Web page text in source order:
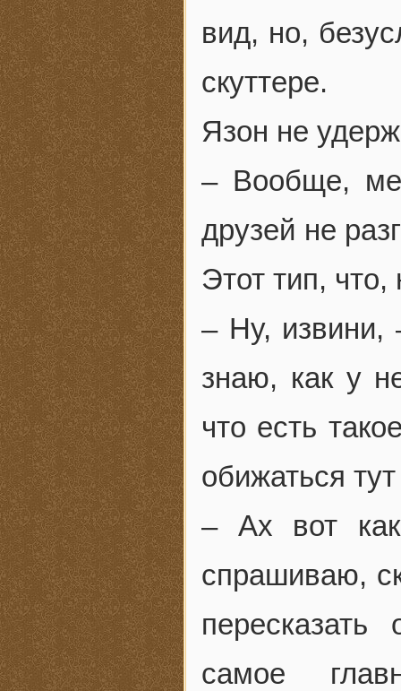
вид, но,
скуттере.
Язон не
– Вообще,
друзей не
Этот тип, что,
– Ну, извини,
знаю, как у
что есть
обижаться
– Ах вот
спрашиваю,
самое